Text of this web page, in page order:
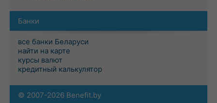
Банки
все банки Беларуси
найти на карте
курсы валют
кредитный калькулятор
© 2007-2026 Benefit.by